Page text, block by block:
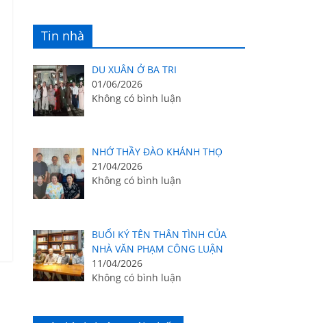
Tin nhà
DU XUÂN Ở BA TRI
01/06/2026
Không có bình luận
NHỚ THẦY ĐÀO KHÁNH THỌ
21/04/2026
Không có bình luận
BUỔI KÝ TÊN THÂN TÌNH CỦA
NHÀ VĂN PHẠM CÔNG LUẬN
11/04/2026
Không có bình luận